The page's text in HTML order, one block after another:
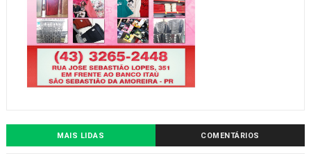
MAIS LIDAS COMENTÁRIOS